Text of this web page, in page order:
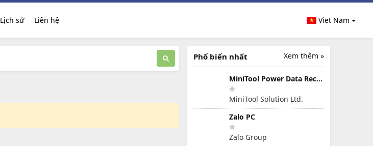
Lịch sử Liên hệ Viet Nam
Xem thêm »
Phổ biến nhất
MiniTool Power Data Recovery Free 8.5.0
MiniTool Solution Ltd.
Zalo PC
Zalo Group